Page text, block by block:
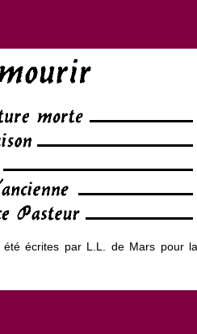
écrites par L.L. de Mars pour